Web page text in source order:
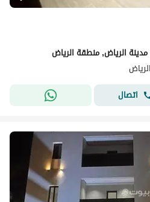
الرياض, منطقة الرياض
اتصال